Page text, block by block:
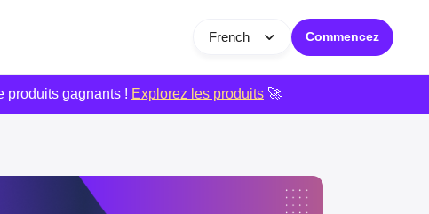
French Commencez
produits gagnants ! Explorez les produits 🚀